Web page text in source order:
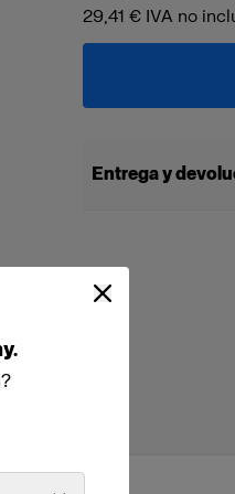
.
29,41 € IVA no
Entrega y